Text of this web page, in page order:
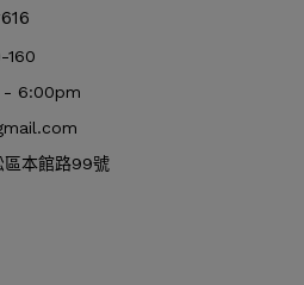
160
- 6:00pm
區本館路99號